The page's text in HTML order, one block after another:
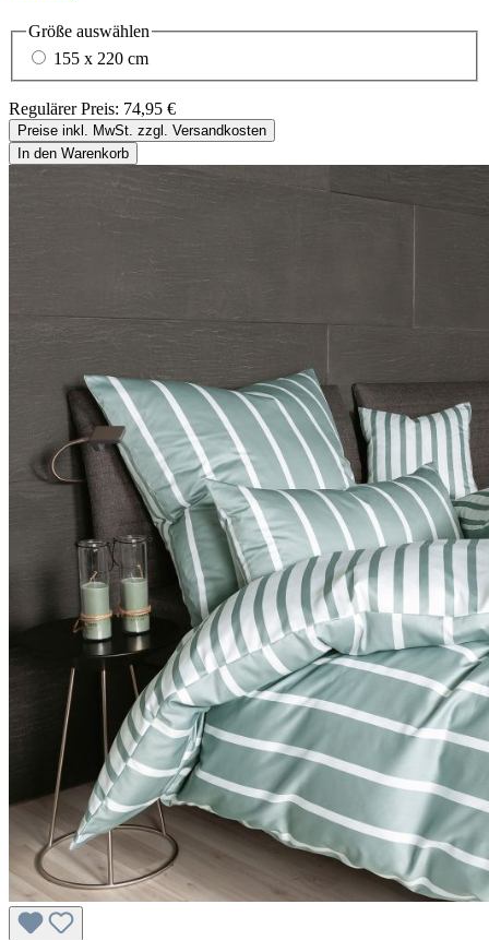
Größe auswählen
155 x 220 cm
Regulärer Preis: 74,95 €
Preise inkl. MwSt. zzgl. Versandkosten
In den Warenkorb